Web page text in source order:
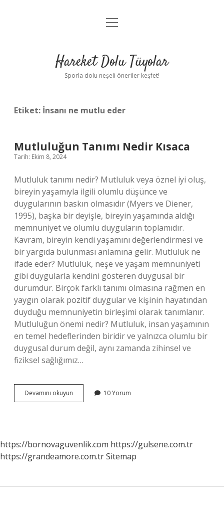
Anasayfa
Yasal Uyarı
menüyü
Hareket Dolu Tüyolar
Sporla dolu neşeli öneriler keşfet!
Etiket: İnsanı ne mutlu eder
Mutluluğun Tanımı Nedir Kısaca
Tarih: Ekim 8, 2024
Mutluluk tanımı nedir? Mutluluk veya öznel iyi oluş,
bireyin yaşamıyla ilgili olumlu düşünce ve
duygularının baskın olmasıdır (Myers ve Diener,
1995), başka bir deyişle, bireyin yaşamında aldığı
memnuniyet ve olumlu duyguların toplamıdır.
Kavram, bireyin kendi yaşamını değerlendirmesi ve
bir yargıda bulunması anlamına gelir. Mutluluk ne
ifade eder? Mutluluk, neşe ve yaşam memnuniyeti
gibi duygularla kendini gösteren duygusal bir
durumdur. Birçok farklı tanımı olmasına rağmen en
yaygın olarak pozitif duygular ve kişinin hayatından
duyduğu memnuniyetin birleşimi olarak tanımlanır.
Mutluluğun önemi nedir? Mutluluk, insan yaşamının
en temel hedeflerinden biridir ve yalnızca olumlu bir
duygusal durum değil, aynı zamanda zihinsel ve
fiziksel sağlığımız…
Devamını okuyun Mutluluğun
Tanımı
10 Yorum
https://bornovaguvenlik.com https://gulsene.com.tr
https://grandeamore.com.trSitemap